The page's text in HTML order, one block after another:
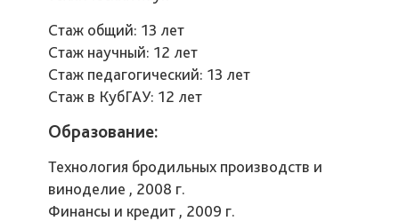
Стаж общий: 13 лет
Стаж научный: 12 лет
Стаж педагогический: 13 лет
Стаж в КубГАУ: 12 лет
Образование:
Технология бродильных производств и
виноделие , 2008 г.
Финансы и кредит , 2009 г.